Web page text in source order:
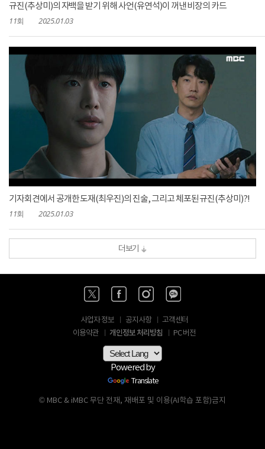
규진(추상미)의 자백을 받기 위해 사언(유연석)이 꺼낸 비장의 카드
11회 2025.01.03
기자회견에서 공개한 도재(최우진)의 진술, 그리고 체포된 규진(추상미)?!
11회 2025.01.03
더보기
사업자 정보 공지사항
고객센터
이용약관
개인정보 처리방침 PC 버전
Powered by
Translate
© MBC & iMBC 무단 전재, 재배포 및 이용(AI학습 포함)금지